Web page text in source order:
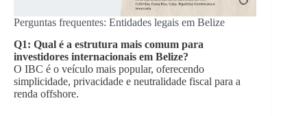
Perguntas frequentes: Entidades legais em Belize
Q1: Qual é a estrutura mais comum para
investidores internacionais em Belize?
O IBC é o veículo mais popular, oferecendo
simplicidade, privacidade e neutralidade fiscal para a
renda offshore.